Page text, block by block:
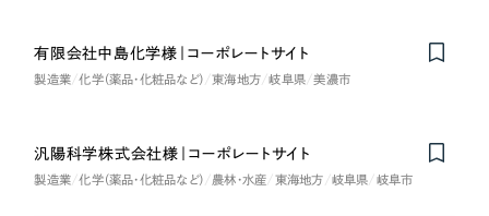
有限会社中島化学様｜コーポレートサイト
製造業 化学（薬品・化粧品など） 東海地方 岐阜県 美濃市
汎陽科学株式会社様｜コーポレートサイト
製造業 化学（薬品・化粧品など） 農林・水産 東海地方 岐阜県 岐阜市